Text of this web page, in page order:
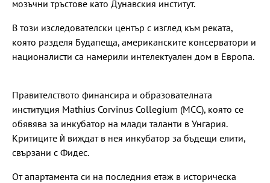
мозъчни тръстове като Дунавския институт.
В този изследователски център с изглед към реката,
която разделя Будапеща, американските консерватори и
националисти са намерили интелектуален дом в Европа.
Правителството финансира и образователната
институция Mathius Corvinus Collegium (МСС), която се
обявява за инкубатор на млади таланти в Унгария.
Критиците ѝ виждат в нея инкубатор за бъдещи елити,
свързани с Фидес.
От апартамента си на последния етаж в историческа